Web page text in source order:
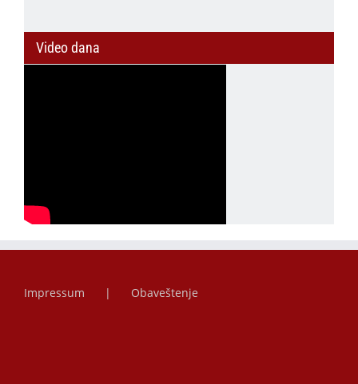
Video dana
Impressum Obaveštenje